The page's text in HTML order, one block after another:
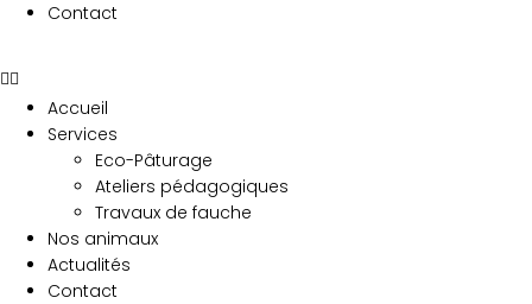
Contact
Accueil
Services
Eco-Pâturage
Ateliers pédagogiques
Travaux de fauche
Nos animaux
Actualités
Contact